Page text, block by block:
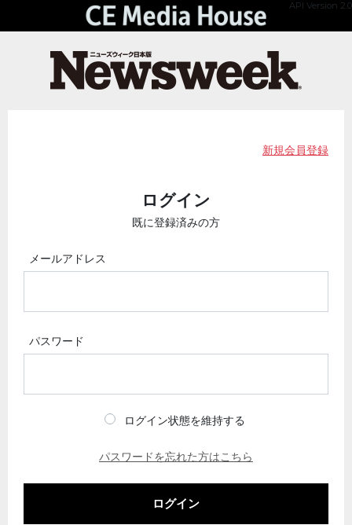
API Version 2.0
新規会員登録
ログイン
既に登録済みの方
メールアドレス
パスワード
ログイン状態を維持する
パスワードを忘れた方はこちら
ログイン